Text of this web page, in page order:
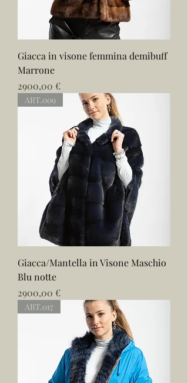
Giacca in visone femmina demibuff
Marrone
Prezzo
2900,00 €
ART.009
Giacca/Mantella in Visone Maschio
Blu notte
Prezzo
2900,00 €
ART.017